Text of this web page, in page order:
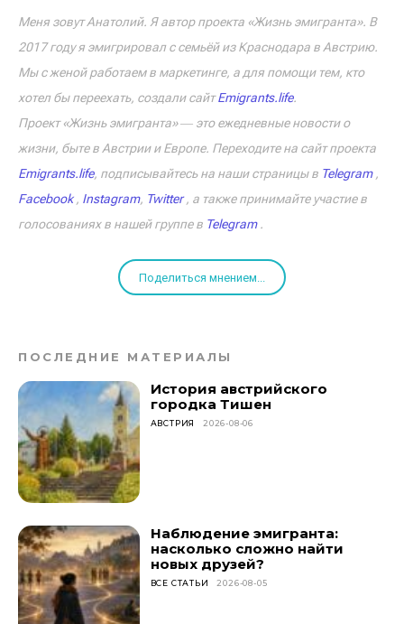
Меня зовут Анатолий. Я автор проекта «Жизнь эмигранта». В
2017 году я эмигрировал с семьёй из Краснодара в Австрию.
Мы с женой работаем в маркетинге, а для помощи тем, кто
хотел бы переехать, создали сайтEmigrants.life.
Проект «Жизнь эмигранта» ― это ежедневные новости о
жизни, быте в Австрии и Европе. Переходите на сайт проекта
Emigrants.life, подписывайтесь на наши страницы в Telegram,
Facebook, Instagram, Twitter, а также принимайте участие в
голосованиях в нашей группе в Telegram.
Поделиться мнением...
ПОСЛЕДНИЕ МАТЕРИАЛЫ
История австрийского
городка Тишен
АВСТРИЯ 2026-08-06
Наблюдение эмигранта:
насколько сложно найти
новых друзей?
ВСЕ СТАТЬИ 2026-08-05